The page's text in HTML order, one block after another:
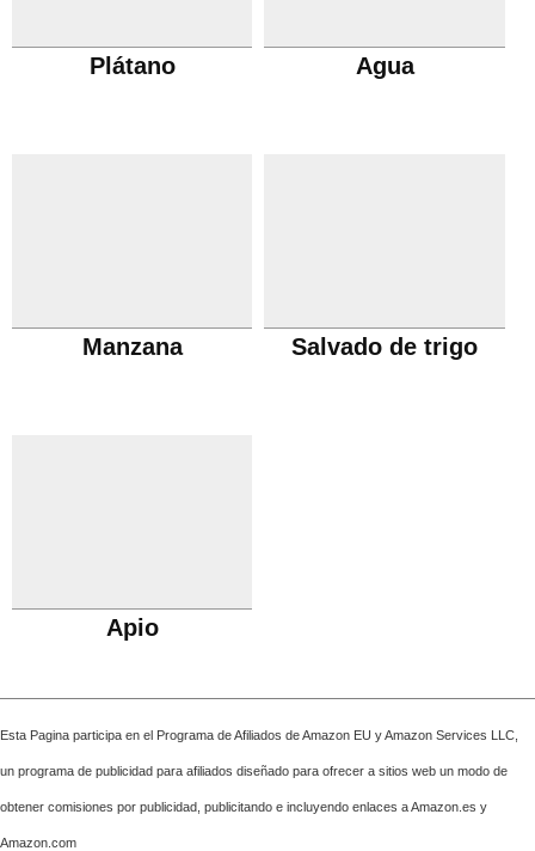
Plátano Agua
Manzana Salvado de trigo
Apio
Esta Pagina participa en el Programa de Afiliados de Amazon EU y Amazon Services LLC,
un programa de publicidad para afiliados diseñado para ofrecer a sitios web un modo de
obtener comisiones por publicidad, publicitando e incluyendo enlaces a Amazon.es y
Amazon.com